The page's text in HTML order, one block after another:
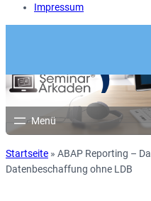
Impressum
Startseite » ABAP Reporting –
Datenbeschaffung ohne LDB